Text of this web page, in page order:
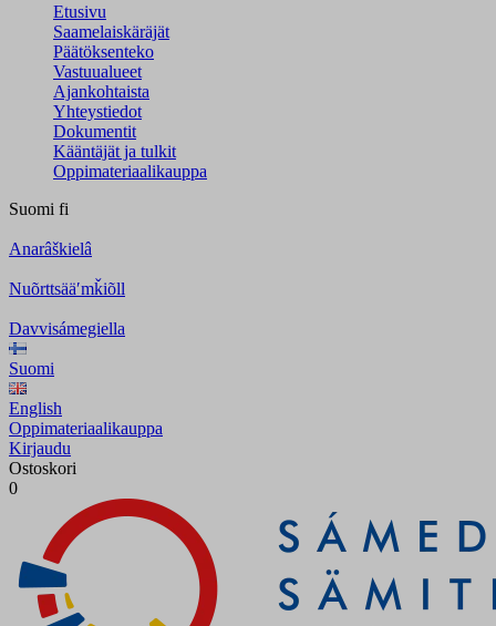
Etusivu
Saamelaiskäräjät
Päätöksenteko
Vastuualueet
Ajankohtaista
Yhteystiedot
Dokumentit
Kääntäjät ja tulkit
Oppimateriaalikauppa
Suomi fi
Anarâškielâ
Nuõrttsääʹmǩiõll
Davvisámegiella
Suomi
English
Oppimateriaalikauppa
Kirjaudu
Ostoskori
0